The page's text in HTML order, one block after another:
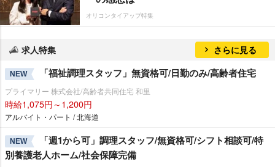
オリコンタイアップ特集
求人特集 さらに見る
NEW 「福祉調理スタッフ」無資格可/日勤のみ/高齢者住宅
プライマリー 株式会社/高齢者共同住宅 和里
時給1,075円～1,200円
アルバイト・パート / 北海道
NEW
「週1から可」調理スタッフ/無資格可/シフト相談可/特
別養護老人ホーム/社会保障完備